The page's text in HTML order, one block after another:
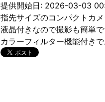
提供開始日: 2026-03-03
指先サイズのコンパクトカ
液晶付きなので撮影も簡単で
カラーフィルター機能付き